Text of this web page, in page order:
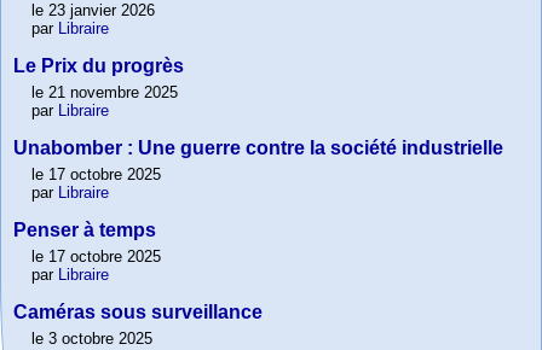
le 23 janvier 2026
par Libraire
Le Prix du progrès
le 21 novembre 2025
par Libraire
Unabomber : Une guerre contre la société industrielle
le 17 octobre 2025
par Libraire
Penser à temps
le 17 octobre 2025
par Libraire
Caméras sous surveillance
le 3 octobre 2025